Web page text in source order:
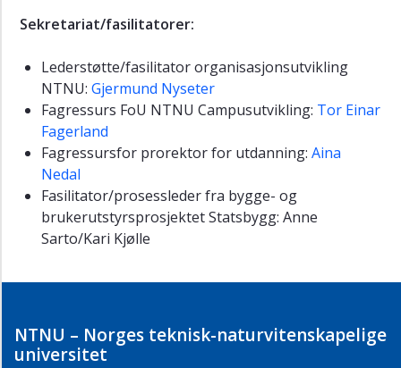
Sekretariat/fasilitatorer:
Lederstøtte/fasilitator organisasjonsutvikling
NTNU: Gjermund Nyseter
Fagressurs FoU NTNU Campusutvikling: Tor Einar
Fagerland
Fagressursfor prorektor for utdanning: Aina
Nedal
Fasilitator/prosessleder fra bygge- og
brukerutstyrsprosjektet Statsbygg: Anne
Sarto/Kari Kjølle
NTNU – Norges teknisk-naturvitenskapelige
universitet